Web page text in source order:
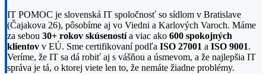
IT POMOC je slovenská IT spoločnosť so sídlom v Bratislave
(Čajakova 26), pôsobíme aj vo Viedni a Karlových Varoch. Máme
za sebou 30+ rokov skúsenostía viac ako 600 spokojných
klientov v EÚ. Sme certifikovaní podľa ISO 27001 a ISO 9001.
Veríme, že IT sa dá robiť aj s vášňou a úsmevom, a že najlepšia IT
správa je tá, o ktorej viete len to, že nemáte žiadne problémy.